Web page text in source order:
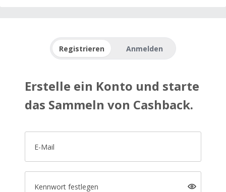
Registrieren Anmelden
Erstelle ein Konto und starte
das Sammeln von Cashback.
E-Mail
Kennwort festlegen